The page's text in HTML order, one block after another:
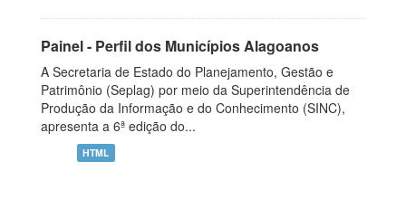
Painel - Perfil dos Municípios Alagoanos
A Secretaria de Estado do Planejamento, Gestão e
Patrimônio (Seplag) por meio da Superintendência de
Produção da Informação e do Conhecimento (SINC),
apresenta a 6ª edição do...
HTML